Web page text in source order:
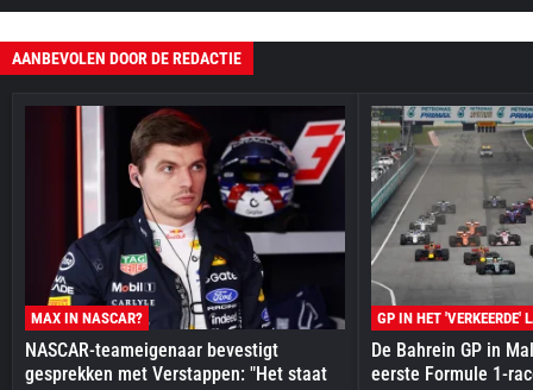
AANBEVOLEN DOOR DE REDACTIE
MAX IN NASCAR?
NASCAR-teameigenaar bevestigt
gesprekken met Verstappen: "Het staat
GP IN HET 'VERKEERDE'
De Bahrein GP in
eerste Formule 1-